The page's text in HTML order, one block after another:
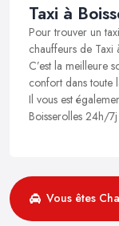
Taxi à
Pour trouver un
chauffeurs de Taxi
C’est la meilleure
confort dans toute
Il vous est
Boisserolles 24h/7j
Vous êtes